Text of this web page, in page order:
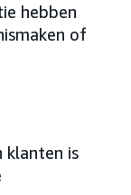
hebben
of
klanten is